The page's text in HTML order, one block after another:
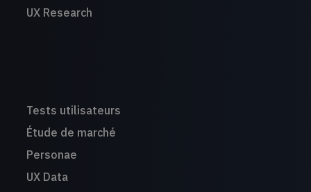
UX Research
Tests utilisateurs
Étude de marché
Personae
UX Data